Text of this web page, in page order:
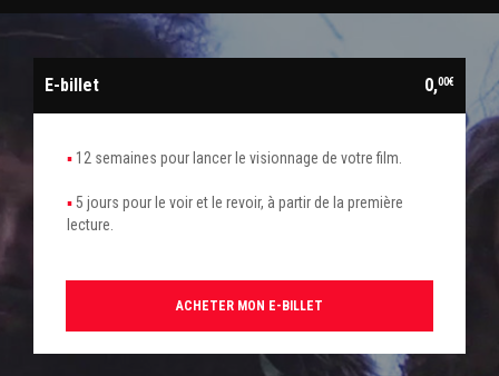
E-billet 0,00€
12 semaines pour lancer le visionnage de votre film.
5 jours pour le voir et le revoir, à partir de la première
lecture.
ACHETER MON E-BILLET